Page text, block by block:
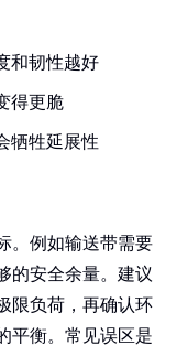
和韧性越好
得更脆
牺牲延展性
。例如输送带需要
的安全余量。建议
限负荷，再确认环
平衡。常见误区是